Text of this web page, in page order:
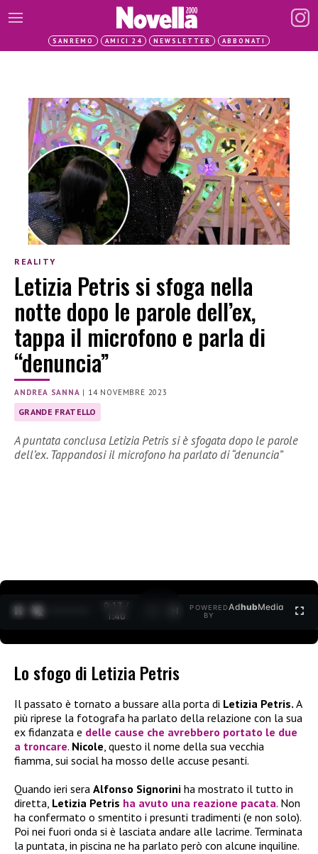
SANREMO AMICI 24 NEWSLETTER ABBONATI
REALITY
Letizia Petris si sfoga nella
notte dopo le parole dell’ex,
tappa il microfono e parla di
“denuncia”
ANDREA SANNA | 14 NOVEMBRE 2023
GRANDE FRATELLO
A puntata conclusa Letizia Petris si è sfogata dopo le parole
dell’ex. Tappandosi il microfono ha parlato di “denuncia”
0:15 /
1:40
POWERED
BY
AdhubMedia
Lo sfogo di Letizia Petris
Il passato è tornato a bussare alla porta di Letizia Petris. A
più riprese la fotografa ha parlato della relazione con la sua
ex fidanzata e delle cause che avrebbero portato le due
a troncare. Nicole, questo il nome della sua vecchia
fiamma, sui social ha mosso delle accuse pesanti.
Quando ieri sera Alfonso Signorini ha mostrato il tutto in
diretta, Letizia Petris ha avuto una reazione pacata. Non
ha confermato o smentito i presunti tradimenti (e non solo).
Poi nei fuori onda si è lasciata andare alle lacrime. Terminata
la puntata, in piscina ne ha parlato però con alcune inquiline.